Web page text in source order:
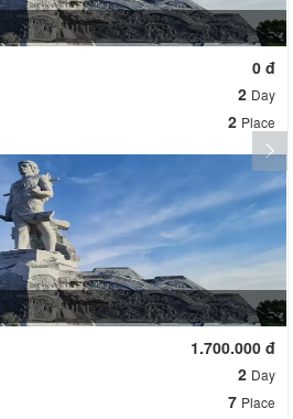
0 đ
2 Day
2 Place
1.700.000 đ
2 Day
7 Place